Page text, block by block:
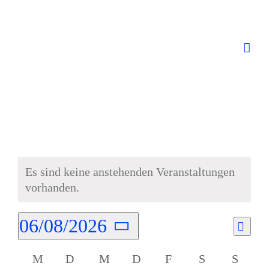
Hinweis
Es sind keine anstehenden Veranstaltungen
vorhanden.
Monat
06/08/2026
Kalender
M
D
M
D
F
S
S